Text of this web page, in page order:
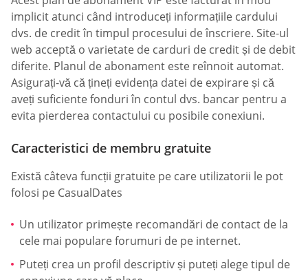
implicit atunci când introduceți informațiile cardului
dvs. de credit în timpul procesului de înscriere. Site-ul
web acceptă o varietate de carduri de credit și de debit
diferite. Planul de abonament este reînnoit automat.
Asigurați-vă că țineți evidența datei de expirare și că
aveți suficiente fonduri în contul dvs. bancar pentru a
evita pierderea contactului cu posibile conexiuni.
Caracteristici de membru gratuite
Există câteva funcții gratuite pe care utilizatorii le pot
folosi pe СasualDates
Un utilizator primește recomandări de contact de la
cele mai populare forumuri de pe internet.
Puteți crea un profil descriptiv și puteți alege tipul de